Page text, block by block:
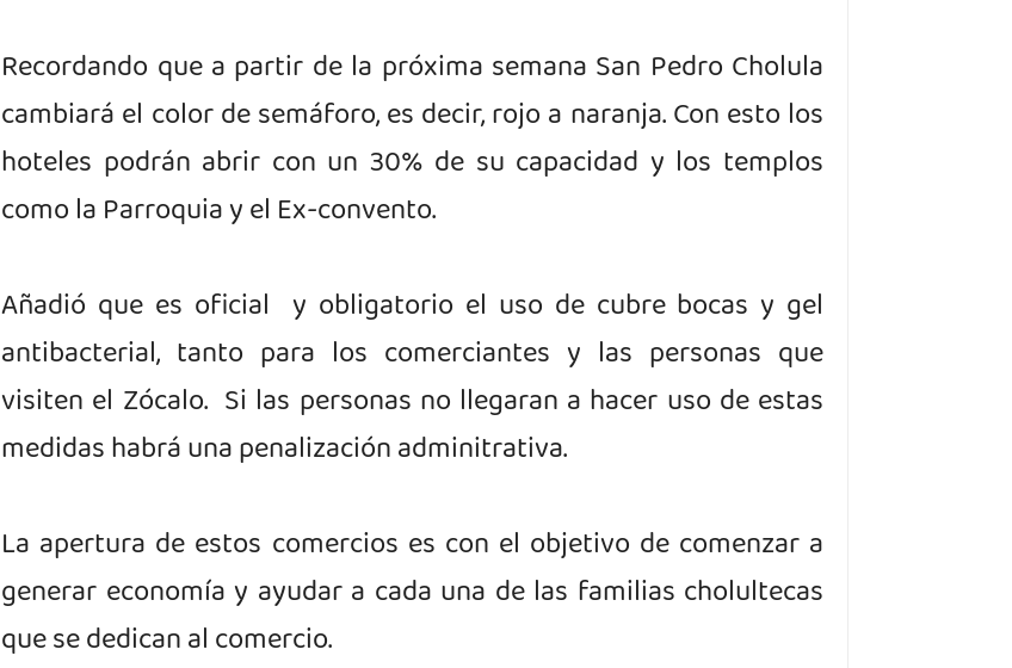
Recordando que a partir de la próxima semana San Pedro Cholula
cambiará el color de semáforo, es decir, rojo a naranja. Con esto los
hoteles podrán abrir con un 30% de su capacidad y los templos
como la Parroquia y el Ex-convento.
Añadió que es oficial y obligatorio el uso de cubre bocas y gel
antibacterial, tanto para los comerciantes y las personas que
visiten el Zócalo. Si las personas no llegaran a hacer uso de estas
medidas habrá una penalización adminitrativa.
La apertura de estos comercios es con el objetivo de comenzar a
generar economía y ayudar a cada una de las familias cholultecas
que se dedican al comercio.